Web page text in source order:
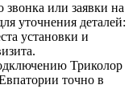
или заявки на
уточнения деталей:
установки и
Триколор
точно в